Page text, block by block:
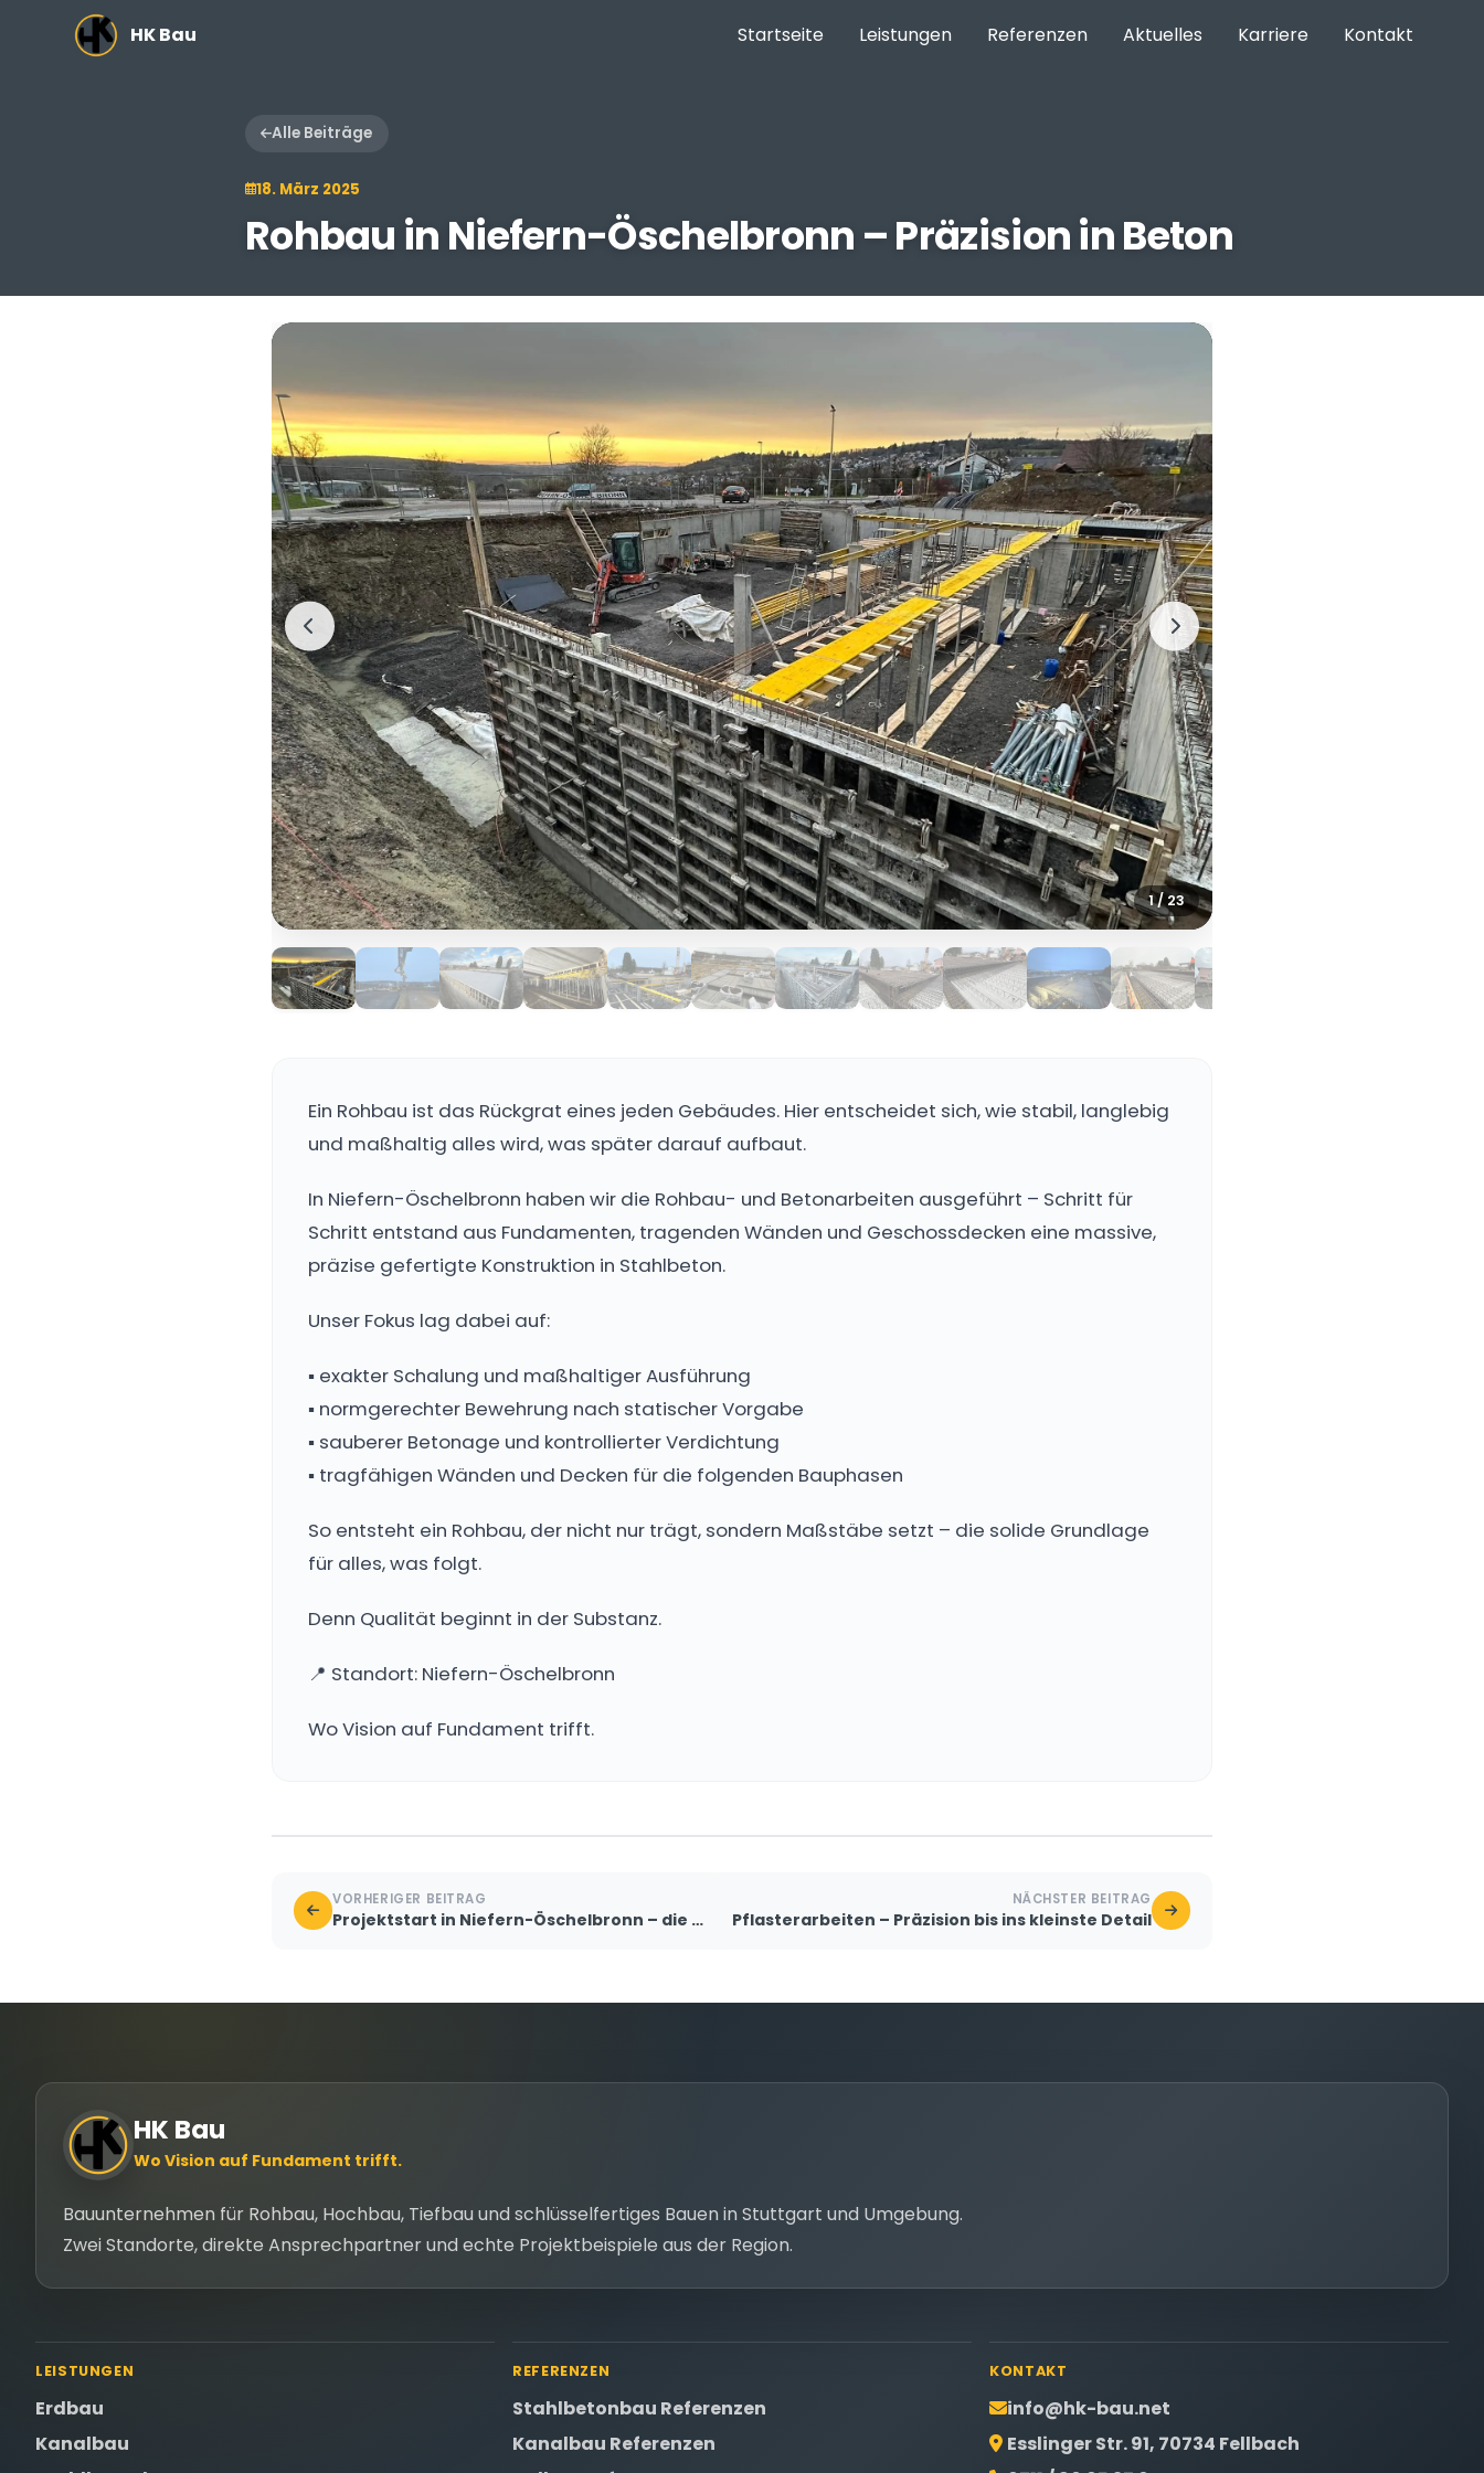
Zum Hauptinhalt springen
HK Bau
Startseite Leistungen Referenzen Aktuelles Karriere Kontakt
Alle Beiträge
18. März 2025
Rohbau in Niefern-Öschelbronn – Präzision in Beton
1 / 23
Ein Rohbau ist das Rückgrat eines jeden Gebäudes. Hier entscheidet sich, wie stabil, langlebig
und maßhaltig alles wird, was später darauf aufbaut.
In Niefern-Öschelbronn haben wir die Rohbau- und Betonarbeiten ausgeführt – Schritt für
Schritt entstand aus Fundamenten, tragenden Wänden und Geschossdecken eine massive,
präzise gefertigte Konstruktion in Stahlbeton.
Unser Fokus lag dabei auf:
▪️ exakter Schalung und maßhaltiger Ausführung
▪️ normgerechter Bewehrung nach statischer Vorgabe
▪️ sauberer Betonage und kontrollierter Verdichtung
▪️ tragfähigen Wänden und Decken für die folgenden Bauphasen
So entsteht ein Rohbau, der nicht nur trägt, sondern Maßstäbe setzt – die solide Grundlage
für alles, was folgt.
Denn Qualität beginnt in der Substanz.
📍 Standort: Niefern-Öschelbronn
Wo Vision auf Fundament trifft.
VORHERIGER BEITRAG
Projektstart in Niefern-Öschelbronn – die Erdarbeiten beginnen
NÄCHSTER BEITRAG
Pflasterarbeiten – Präzision bis ins kleinste Detail
HK Bau
Wo Vision auf Fundament trifft.
Bauunternehmen für Rohbau, Hochbau, Tiefbau und schlüsselfertiges Bauen in Stuttgart und Umgebung.
Zwei Standorte, direkte Ansprechpartner und echte Projektbeispiele aus der Region.
LEISTUNGEN
Erdbau
Kanalbau
REFERENZEN
Stahlbetonbau Referenzen
Kanalbau Referenzen
KONTAKT
info@hk-bau.net
Esslinger Str. 91, 70734 Fellbach